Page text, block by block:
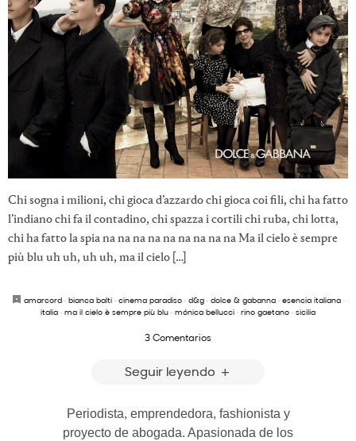
Chi sogna i milioni, chi gioca d’azzardo chi gioca coi fili, chi ha fatto
l’indiano chi fa il contadino, chi spazza i cortili chi ruba, chi lotta,
chi ha fatto la spia na na na na na na na na na Ma il cielo è sempre
più blu uh uh, uh uh, ma il cielo […]
amarcord· bianca balti· cinema paradiso· d&g· dolce & gabanna· esencia italiana·
italia · ma il cielo è sempre più blu · mónica bellucci · rino gaetano · sicilia
3 Comentarios
Seguir leyendo
Periodista, emprendedora, fashionista y
proyecto de abogada. Apasionada de los